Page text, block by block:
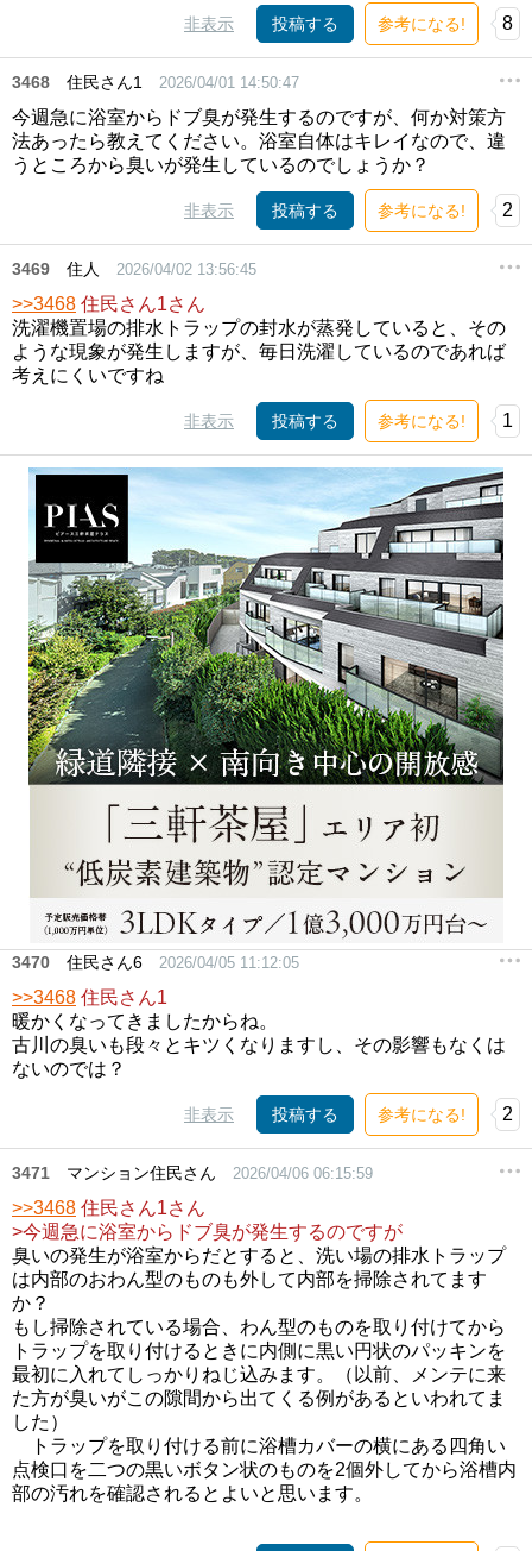
非表示 投稿する 参考になる! 8
3468 住民さん1 2026/04/01 14:50:47
今週急に浴室からドブ臭が発生するのですが、何か対策方
法あったら教えてください。浴室自体はキレイなので、違
うところから臭いが発生しているのでしょうか？
非表示 投稿する 参考になる! 2
3469 住人 2026/04/02 13:56:45
>>3468 住民さん1さん
洗濯機置場の排水トラップの封水が蒸発していると、その
ような現象が発生しますが、毎日洗濯しているのであれば
考えにくいですね
非表示 投稿する 参考になる! 1
3470 住民さん6 2026/04/05 11:12:05
>>3468 住民さん1
暖かくなってきましたからね。
古川の臭いも段々とキツくなりますし、その影響もなくは
ないのでは？
非表示 投稿する 参考になる! 2
3471 マンション住民さん 2026/04/06 06:15:59
>>3468 住民さん1さん
>今週急に浴室からドブ臭が発生するのですが
臭いの発生が浴室からだとすると、洗い場の排水トラップ
は内部のおわん型のものも外して内部を掃除されてます
か？
もし掃除されている場合、わん型のものを取り付けてから
トラップを取り付けるときに内側に黒い円状のパッキンを
最初に入れてしっかりねじ込みます。（以前、メンテに来
た方が臭いがこの隙間から出てくる例があるといわれてま
した）
トラップを取り付ける前に浴槽カバーの横にある四角い
点検口を二つの黒いボタン状のものを2個外してから浴槽内
部の汚れを確認されるとよいと思います。